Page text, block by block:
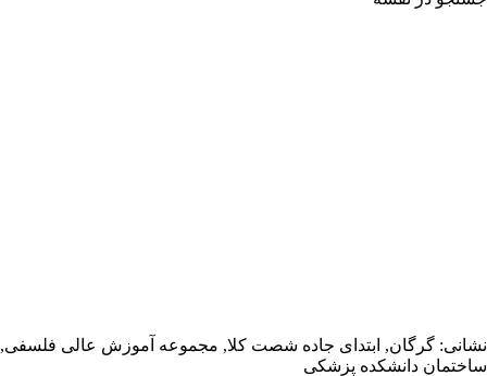
گرگان, ابتدای جاده شصت کلا, مجموعه آموزش عالی فلسفی,
دانشکده پزشکی